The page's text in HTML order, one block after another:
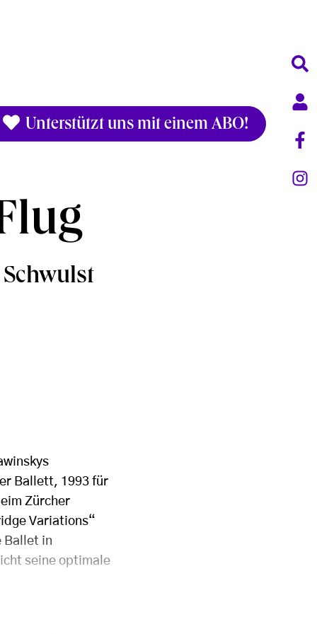
Unterstützt uns mit einem ABO!
Ballett, 1993 für
Zürcher
Variations“
Ballet in
seine optimale